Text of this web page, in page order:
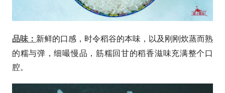
品味： 新鲜的口感，时令稻谷的本味，以及刚刚炊蒸而熟
的糯与弹，细嘬慢品，筋糯回甘的稻香滋味充满整个口
腔。